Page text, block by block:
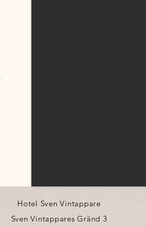
Hotel Sven Vintappare
Sven Vintappares Gränd 3